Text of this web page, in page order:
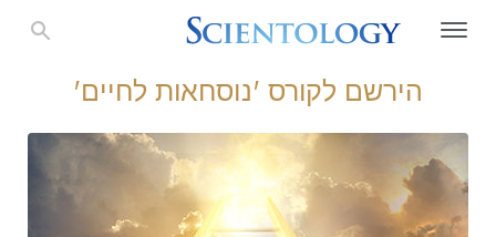
הירשם לקורס 'נוסחאות לחיים'